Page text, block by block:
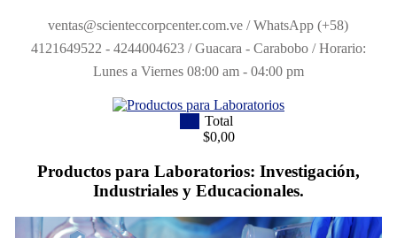
ventas@scienteccorpcenter.com.ve / WhatsApp (+58)
4121649522 - 4244004623 / Guacara - Carabobo / Horario:
Lunes a Viernes 08:00 am - 04:00 pm
Laboratorios
Industriales
Total
$0,00
Productos para Laboratorios: Investigación,
Industriales y Educacionales.